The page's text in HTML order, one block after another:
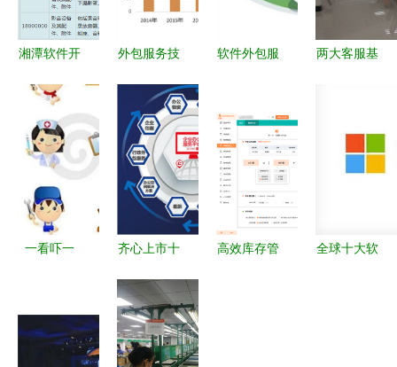
湘潭软件开
析 小程
序、公众
号、APP分
别需要多少
钱？
外包服务技
变革 2022
年软件外包
行业的优势
与前景
软件外包服
势与预测
两大客服基
模全面升
级，引领软
一看吓一
宅的17大猜
齐心上市十
到加速，携
手夥伴开启
致远新程
高效库存管
全球十大软